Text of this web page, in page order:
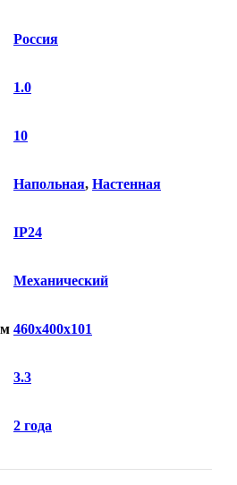
Россия
1.0
10
Напольная, Настенная
IP24
Механический
460х400х101
3.3
2 года